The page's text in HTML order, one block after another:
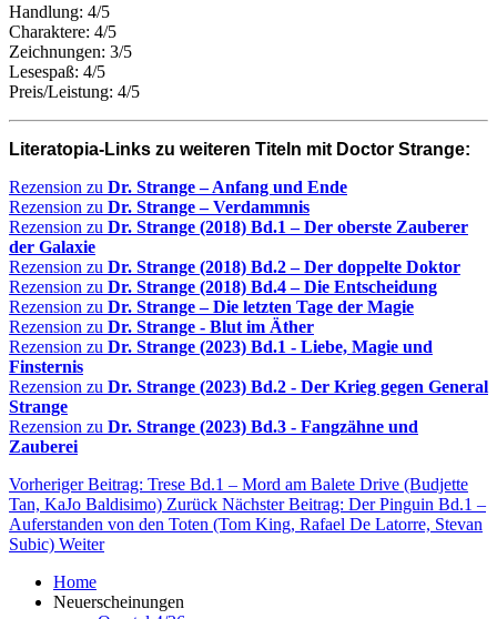
Handlung: 4/5
Charaktere: 4/5
Zeichnungen: 3/5
Lesespaß: 4/5
Preis/Leistung: 4/5
Literatopia-Links zu weiteren Titeln mit Doctor Strange:
Rezension zu Dr. Strange – Anfang und Ende
Rezension zu Dr. Strange – Verdammnis
Rezension zu Dr. Strange (2018) Bd.1 – Der oberste Zauberer
der Galaxie
Rezension zu Dr. Strange (2018) Bd.2 – Der doppelte Doktor
Rezension zu Dr. Strange (2018) Bd.4 – Die Entscheidung
Rezension zu Dr. Strange – Die letzten Tage der Magie
Rezension zu Dr. Strange - Blut im Äther
Rezension zu Dr. Strange (2023) Bd.1 - Liebe, Magie und
Finsternis
Rezension zu Dr. Strange (2023) Bd.2 - Der Krieg gegen General
Strange
Rezension zu Dr. Strange (2023) Bd.3 - Fangzähne und
Zauberei
Vorheriger Beitrag: Trese Bd.1 – Mord am Balete Drive (Budjette
Tan, KaJo Baldisimo) Zurück Nächster Beitrag: Der Pinguin Bd.1 –
Auferstanden von den Toten (Tom King, Rafael De Latorre, Stevan
Subic) Weiter
Home
Neuerscheinungen